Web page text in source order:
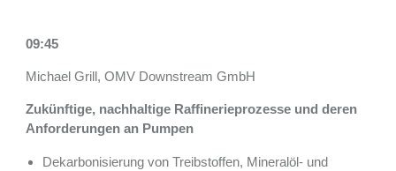
09:45
Michael Grill, OMV Downstream GmbH
Zukünftige, nachhaltige Raffinerieprozesse und deren
Anforderungen an Pumpen
Dekarbonisierung von Treibstoffen, Mineralöl- und